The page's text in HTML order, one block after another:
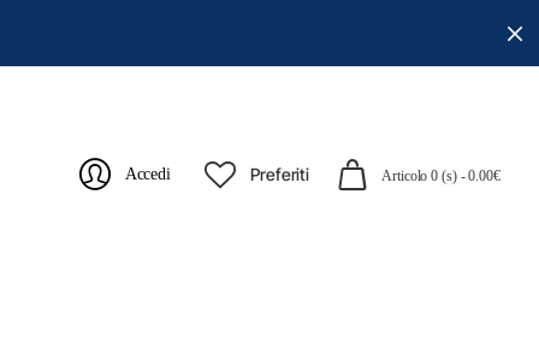
Accedi Preferiti Articolo 0 (s) - 0.00€